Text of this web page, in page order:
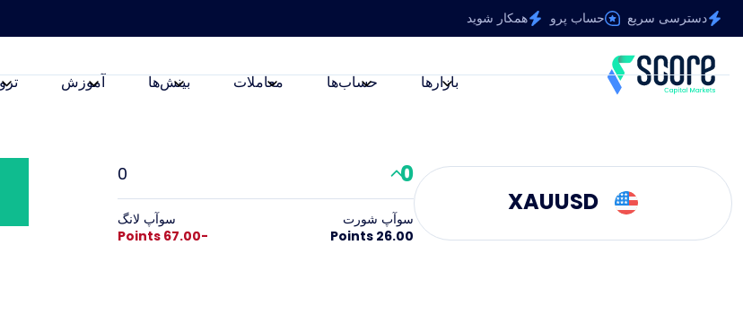
دسترسی سریع حساب پرو همکار شوید
بازارها حساب‌ها معاملات بینش‌ها آموزش
XAUUSD
0
0
سوآپ شورت
26.00 Points
سوآپ لانگ
-67.00 Points